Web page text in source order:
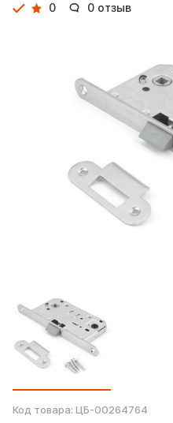
Детали
0 0 отзыв
Код товара: ЦБ-00264764